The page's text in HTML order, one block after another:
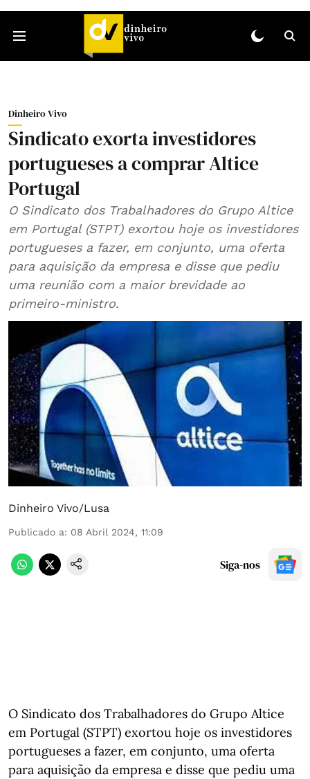
Dinheiro Vivo
Sindicato exorta investidores
portugueses a comprar Altice
Portugal
O Sindicato dos Trabalhadores do Grupo Altice
em Portugal (STPT) exortou hoje os investidores
portugueses a fazer, em conjunto, uma oferta
para aquisição da empresa e disse que pediu
uma reunião com a maior brevidade ao
primeiro-ministro.
Dinheiro Vivo/Lusa
Publicado a: 08 Abril 2024, 11:09
Siga-nos
O Sindicato dos Trabalhadores do Grupo Altice
em Portugal (STPT) exortou hoje os investidores
portugueses a fazer, em conjunto, uma oferta
para aquisição da empresa e disse que pediu uma